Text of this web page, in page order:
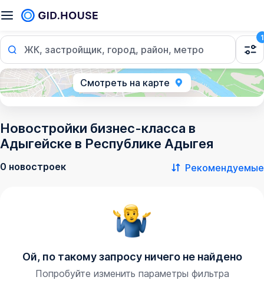
ЖК, застройщик, город, район, метро
1
Смотреть на карте
Новостройки бизнес-класса в
Адыгейске в Республике Адыгея
0 новостроек Рекомендуемые
Ой, по такому запросу ничего не найдено
Попробуйте изменить параметры фильтра